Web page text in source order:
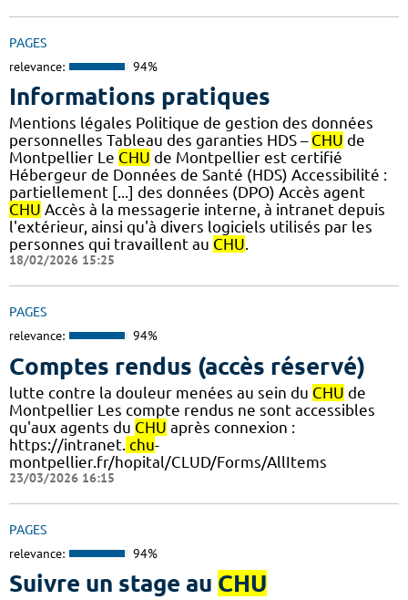
PAGES
relevance: 94%
Informations pratiques
Mentions légales Politique de gestion des données
personnelles Tableau des garanties HDS – CHU de
Montpellier Le CHU de Montpellier est certifié
Hébergeur de Données de Santé (HDS) Accessibilité :
partiellement [...] des données (DPO) Accès agent
CHU Accès à la messagerie interne, à intranet depuis
l'extérieur, ainsi qu'à divers logiciels utilisés par les
personnes qui travaillent au CHU.
18/02/2026 15:25
PAGES
relevance: 94%
Comptes rendus (accès réservé)
lutte contre la douleur menées au sein du CHU de
Montpellier Les compte rendus ne sont accessibles
qu'aux agents du CHU après connexion :
https://intranet. chu-
montpellier.fr/hopital/CLUD/Forms/AllItems
23/03/2026 16:15
PAGES
relevance: 94%
Suivre un stage au CHU